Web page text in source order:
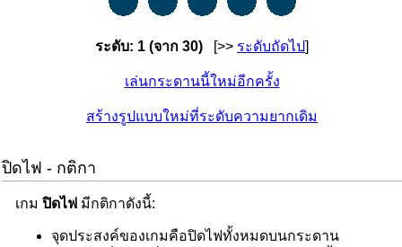
ระดับ: 1 (จาก 30) [>> ระดับถัดไป]
เล่นกระดานนี้ใหม่อีกครั้ง
สร้างรูปแบบใหม่ที่ระดับความยากเดิม
ปิดไฟ - กติกา
เกม ปิดไฟ มีกติกาดังนี้:
จุดประสงค์ของเกมคือปิดไฟทั้งหมดบนกระดาน